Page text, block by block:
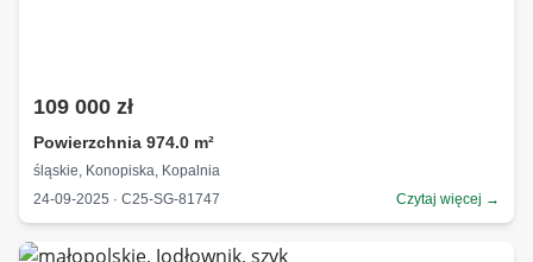
109 000 zł
Powierzchnia 974.0 m²
śląskie, Konopiska, Kopalnia
24-09-2025 · C25-SG-81747
Czytaj więcej →